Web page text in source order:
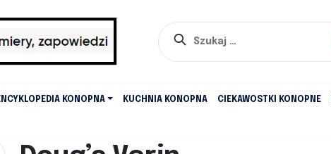
KONOPNA KUCHNIA KONOPNA CIEKAWOSTKI KONOPNE